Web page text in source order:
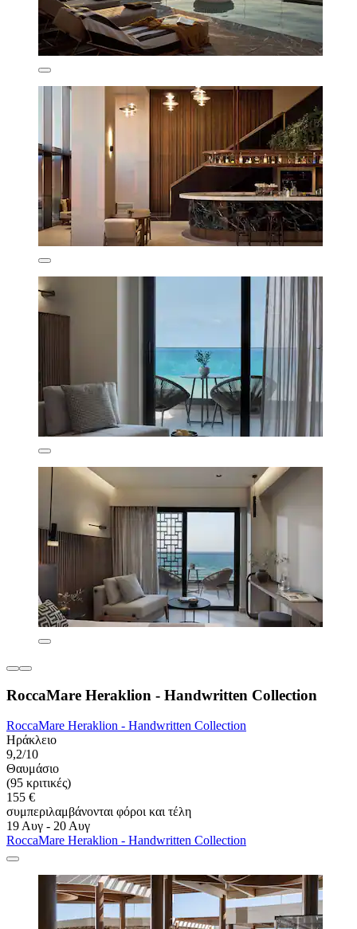
RoccaMare Heraklion - Handwritten Collection
RoccaMare Heraklion - Handwritten Collection
Ηράκλειο
9,2/10
Θαυμάσιο
(95 κριτικές)
155 €
συμπεριλαμβάνονται φόροι και τέλη
19 Αυγ - 20 Αυγ
RoccaMare Heraklion - Handwritten Collection